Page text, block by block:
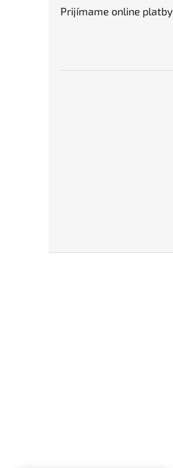
Prijímame online platby